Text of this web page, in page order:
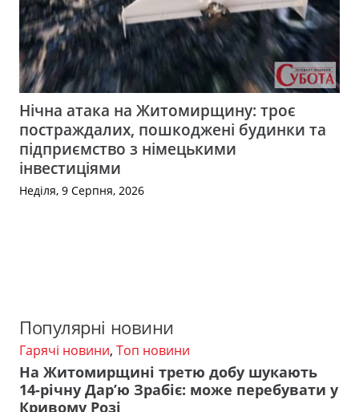
Нічна атака на Житомирщину: троє
постраждалих, пошкоджені будинки та
підприємство з німецькими
інвестиціями
Неділя, 9 Серпня, 2026
Популярні новини
Гарячі новини, Топ новини
На Житомирщині третю добу шукають
14-річну Дар’ю Зрабіє: може перебувати у
Кривому Розі